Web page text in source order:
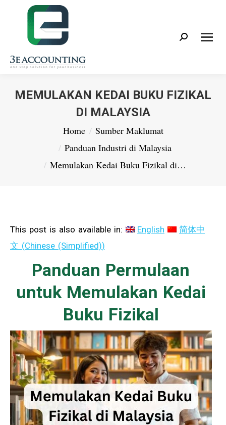
Search:
MEMULAKAN KEDAI BUKU FIZIKAL
DI MALAYSIA
Home
Sumber Maklumat
Panduan Industri di Malaysia
Memulakan Kedai Buku Fizikal di…
This post is also available in: English
简体中
文 (Chinese (Simplified))
Panduan Permulaan
untuk Memulakan Kedai
Buku Fizikal